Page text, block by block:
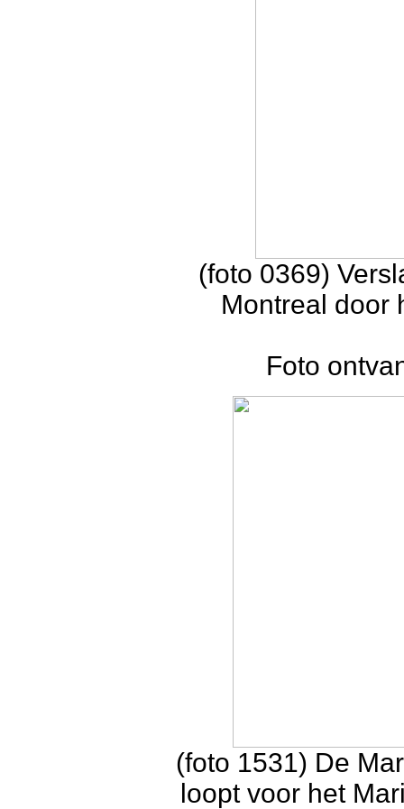
(foto 0369)
Montreal door
Foto
(foto 1531) De
loopt voor het